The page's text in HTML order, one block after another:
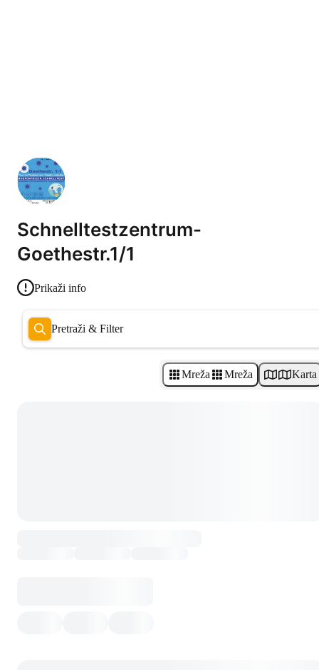
Schnelltestzentrum-
Goethestr.1/1
Prikaži info
Pretraži & Filter
Mreža Mreža Karta